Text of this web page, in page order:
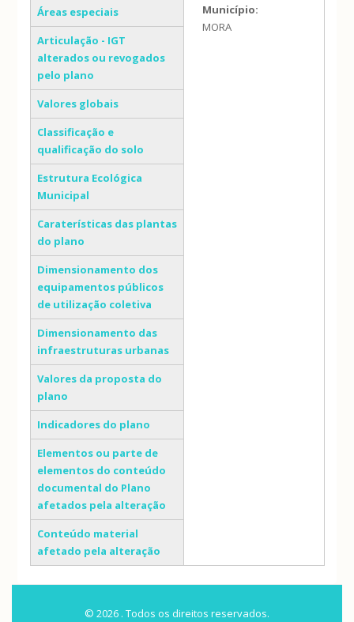
Áreas especiais
Articulação - IGT
alterados ou revogados
pelo plano
Valores globais
Classificação e
qualificação do solo
Estrutura Ecológica
Municipal
Caraterísticas das plantas
do plano
Dimensionamento dos
equipamentos públicos
de utilização coletiva
Dimensionamento das
infraestruturas urbanas
Valores da proposta do
plano
Indicadores do plano
Elementos ou parte de
elementos do conteúdo
documental do Plano
afetados pela alteração
Conteúdo material
afetado pela alteração
Município:
MORA
© 2026 . Todos os direitos reservados.